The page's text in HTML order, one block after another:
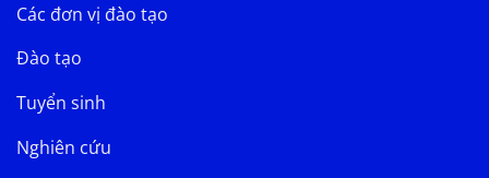
Các đơn vị đào tạo
Đào tạo
Tuyển sinh
Nghiên cứu